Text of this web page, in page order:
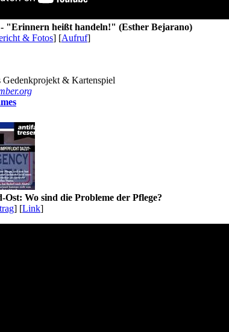
- "Erinnern heißt handeln!" (Esther Bejarano)
& Fotos] [Aufruf]
Gedenkprojekt & Kartenspiel
Wo sind die Probleme der Pflege?
] [Link]